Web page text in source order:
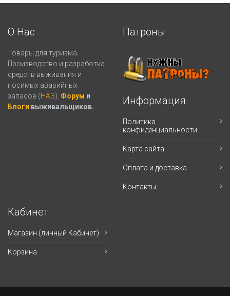
О Нас
Товары для туризма.
Производство и разработка
средств выживания и
носимых аварийных
запасов (НАЗ). Форум и
Блоги выживальщиков.
Патроны
Информация
Политика
конфиденциальности
Карта сайта
Оплата и доставка
Контакты
Кабинет
Магазин (личный Кабинет)
Корзина